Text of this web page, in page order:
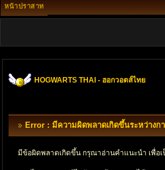
หน้าปราสาท
HOGWARTS THAI - ฮอกวอตส์ไทย
Error : มีความผิดพลาดเกิดขึ้นระหว่างก
มีข้อผิดพลาดเกิดขึ้น กรุณาอ่านคำแนะนำ เพื่อ